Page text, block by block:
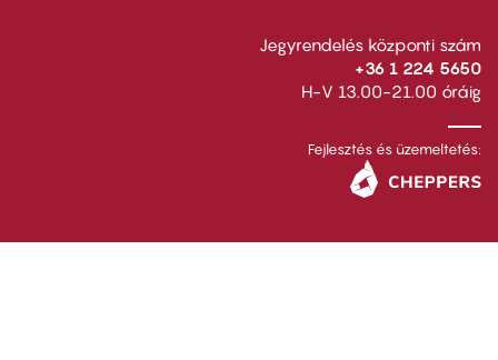
Jegyrendelés központi szám
+36 1 224 5650
H-V 13.00-21.00 óráig
Fejlesztés és üzemeltetés: